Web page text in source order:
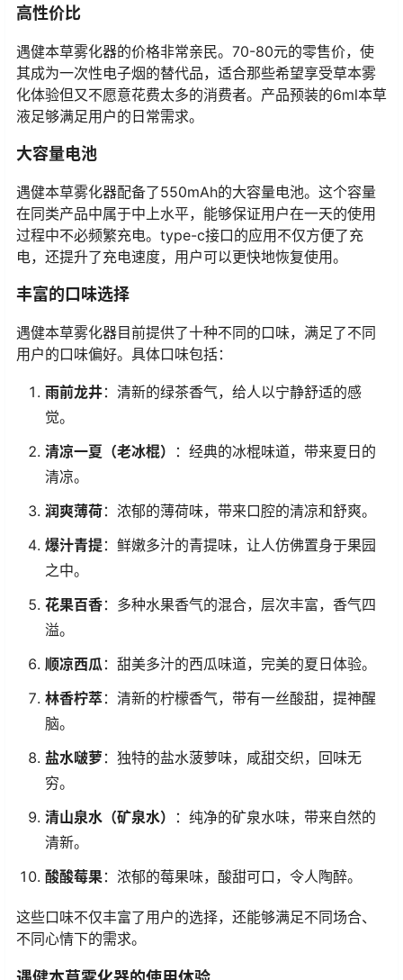
高性价比
遇健本草雾化器的价格非常亲民。70-80元的零售价，使
其成为一次性电子烟的替代品，适合那些希望享受草本雾
化体验但又不愿意花费太多的消费者。产品预装的6ml本草
液足够满足用户的日常需求。
大容量电池
遇健本草雾化器配备了550mAh的大容量电池。这个容量
在同类产品中属于中上水平，能够保证用户在一天的使用
过程中不必频繁充电。type-c接口的应用不仅方便了充
电，还提升了充电速度，用户可以更快地恢复使用。
丰富的口味选择
遇健本草雾化器目前提供了十种不同的口味，满足了不同
用户的口味偏好。具体口味包括：
雨前龙井：清新的绿茶香气，给人以宁静舒适的感
觉。
清凉一夏（老冰棍）
：经典的冰棍味道，带来夏日的
清凉。
润爽薄荷：浓郁的薄荷味，带来口腔的清凉和舒爽。
爆汁青提：鲜嫩多汁的青提味，让人仿佛置身于果园
之中。
花果百香：多种水果香气的混合，层次丰富，香气四
溢。
顺凉西瓜 ：甜美多汁的西瓜味道，完美的夏日体验。
林香柠萃：清新的柠檬香气，带有一丝酸甜，提神醒
脑。
盐水啵萝：独特的盐水菠萝味，咸甜交织，回味无
穷。
清山泉水（矿泉水）
：纯净的矿泉水味，带来自然的
清新。
酸酸莓果：浓郁的莓果味，酸甜可口，令人陶醉。
这些口味不仅丰富了用户的选择，还能够满足不同场合、
不同心情下的需求。